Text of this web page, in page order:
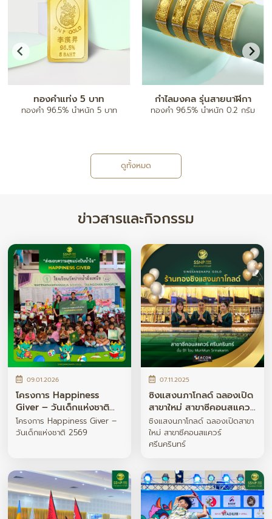
ทองคำแท่ง 5 บาท
ทองคำ 96.5% น้ำหนัก 5 บาท
กำไลมงคล รุ่นสายนาฬิกา
ทองคำ 96.5% น้ำหนัก 0.2 กรัม
ดูทั้งหมด
ข่าวสารและกิจกรรม
09.01.2026
โครงการ Happiness
Giver – วันเด็กแห่งชาติ
2569
โครงการ Happiness Giver –
วันเด็กแห่งชาติ 2569
07.11.2025
ซิงแสงนภาโกลด์ ฉลองเปิด
สาขาใหม่ สาขาซีคอนสแควร์
ศรีนครินทร์
ซิงแสงนภาโกลด์ ฉลองเปิดสาขา
ใหม่ สาขาซีคอนสแควร์
ศรีนครินทร์